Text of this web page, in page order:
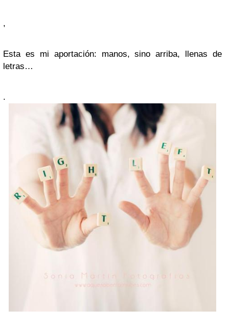
,
Esta es mi aportación: manos, sino arriba, llenas de
letras…
.